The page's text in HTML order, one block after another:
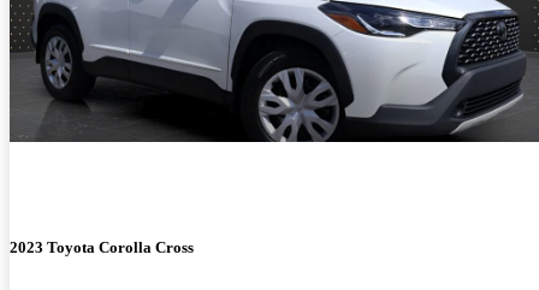
2023 Toyota Corolla Cross